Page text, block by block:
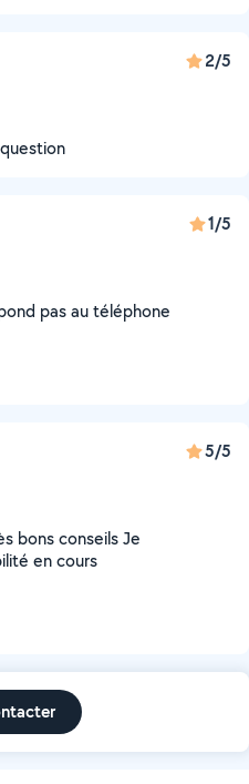
2/5
1/5
pas au téléphone
5/5
bons conseils Je
en cours